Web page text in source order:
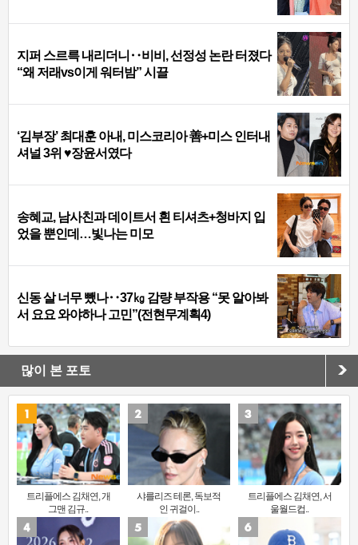
지퍼 스르륵 내리더니‥비비, 선정성 논란 터졌다
“왜 저래vs이게 워터밤” 시끌
‘김부장’ 최대훈 아내, 미스코리아 善+미스 인터내
셔널 3위 ♥장윤서였다
송혜교, 남사친과 데이트서 흰 티셔츠+청바지 입
었을 뿐인데…빛나는 미모
신동 살 너무 뺐나‥37㎏ 감량 부작용 “못 알아봐
서 요요 와야하나 고민”(전현무계획4)
많이 본 포토
트리플에스 김채연, 개
그맨 김규..
샤를리즈 테론, 독보적
인 귀걸이..
트리플에스 김채연, 서
울월드컵..